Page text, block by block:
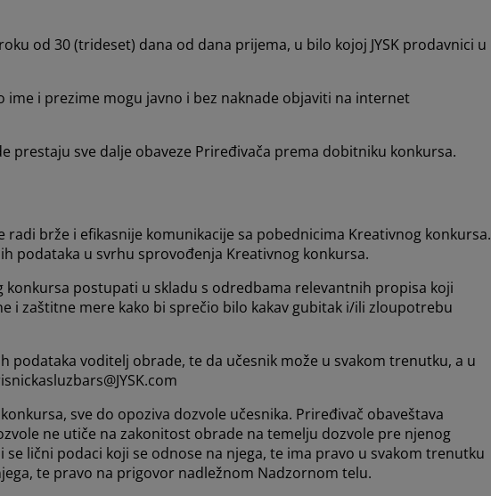
od 30 (trideset) dana od dana prijema, u bilo kojoj JYSK prodavnici u
i prezime mogu javno i bez naknade objaviti na internet
sve dalje obaveze Priređivača prema dobitniku konkursa.
brže i efikasnije komunikacije sa pobednicima Kreativnog konkursa.
podataka u svrhu sprovođenja Kreativnog konkursa.
postupati u skladu s odredbama relevantnih propisa koji
i zaštitne mere kako bi sprečio bilo kakav gubitak i/ili zloupotrebu
podataka voditelj obrade, te da učesnik može u svakom trenutku, a u
sve do opoziva dozvole učesnika. Priređivač obaveštava
ne utiče na zakonitost obrade na temelju dozvole pre njenog
lični podaci koji se odnose na njega, te ima pravo u svakom trenutku
te pravo na prigovor nadležnom Nadzornom telu.